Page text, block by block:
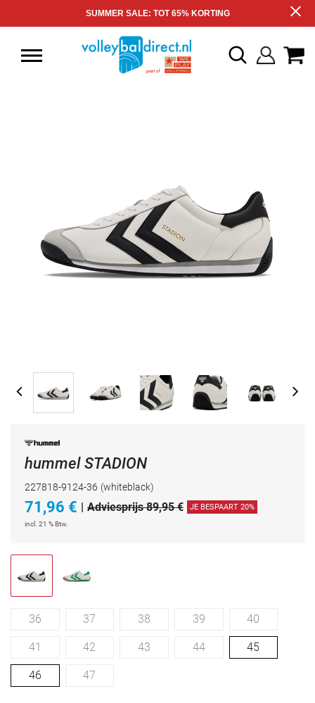
SUMMER SALE: TOT 65% KORTING
hummel STADION
227818-9124-36 (whiteblack)
71,96 € | Adviesprijs 89,95 € JE BESPAART 20%
incl. 21 % Btw.
36 37 38 39 40
41 42 43 44 45
46 47